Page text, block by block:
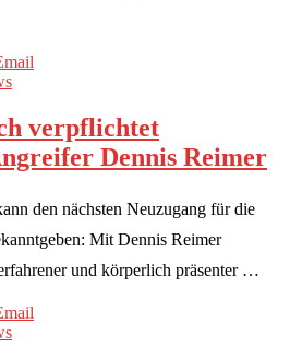
verpflichtet
Dennis Reimer
den nächsten Neuzugang für die
Mit Dennis Reimer
und körperlich präsenter …